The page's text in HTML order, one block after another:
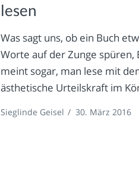
lesen
Was sagt uns, ob ein Buch
Worte auf der Zunge spüren,
meint sogar, man lese mit
ästhetische Urteilskraft im
Sieglinde Geisel / 30. März 2016